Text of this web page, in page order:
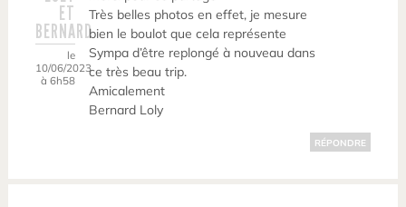
ET
BERNARD
le
10/06/2023
à 6h58
Très belles photos en effet, je mesure
bien le boulot que cela représente
Sympa d’être replongé à nouveau dans
ce très beau trip.
Amicalement
Bernard Loly
RÉPONDRE